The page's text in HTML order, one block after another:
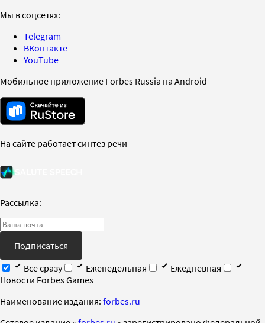
Мы в соцсетях:
Telegram
ВКонтакте
YouTube
Мобильное приложение Forbes Russia на Android
На сайте работает синтез речи
Рассылка:
Подписаться
Все сразу
Еженедельная
Ежедневная
Новости Forbes Games
Наименование издания: forbes.ru